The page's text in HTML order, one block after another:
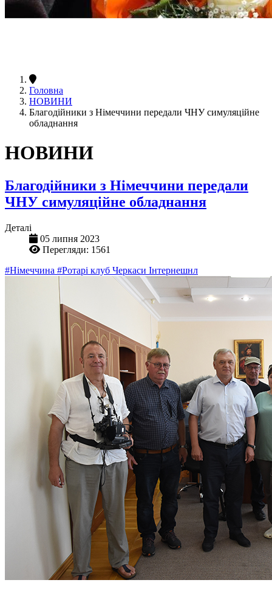
Головна
НОВИНИ
Благодійники з Німеччини передали ЧНУ симуляційне
обладнання
НОВИНИ
Благодійники з Німеччини передали
ЧНУ симуляційне обладнання
Деталі
05 липня 2023
Перегляди: 1561
#Німеччина #Ротарі клуб Черкаси Інтернешнл